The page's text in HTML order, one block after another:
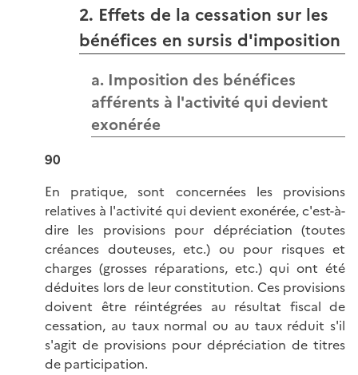
2. Effets de la cessation sur les
bénéfices en sursis d'imposition
a. Imposition des bénéfices
afférents à l'activité qui devient
exonérée
90
En pratique, sont concernées les provisions
relatives à l'activité qui devient exonérée, c'est-à-
dire les provisions pour dépréciation (toutes
créances douteuses, etc.) ou pour risques et
charges (grosses réparations, etc.) qui ont été
déduites lors de leur constitution. Ces provisions
doivent être réintégrées au résultat fiscal de
cessation, au taux normal ou au taux réduit s'il
s'agit de provisions pour dépréciation de titres
de participation.